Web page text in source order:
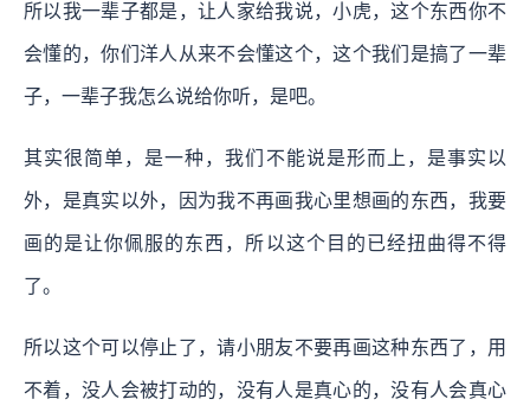
所以我一辈子都是，让人家给我说，小虎，这个东西你不
会懂的，你们洋人从来不会懂这个，这个我们是搞了一辈
子，一辈子我怎么说给你听，是吧。
其实很简单，是一种，我们不能说是形而上，是事实以
外，是真实以外，因为我不再画我心里想画的东西，我要
画的是让你佩服的东西，所以这个目的已经扭曲得不得
了。
所以这个可以停止了，请小朋友不要再画这种东西了，用
不着，没人会被打动的，没有人是真心的，没有人会真心